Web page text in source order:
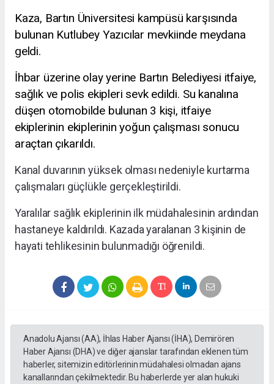
Kaza, Bartın Üniversitesi kampüsü karşısında
bulunan Kutlubey Yazıcılar mevkiinde meydana
geldi.
İhbar üzerine olay yerine Bartın Belediyesi itfaiye,
sağlık ve polis ekipleri sevk edildi. Su kanalına
düşen otomobilde bulunan 3 kişi, itfaiye
ekiplerinin ekiplerinin yoğun çalışması sonucu
araçtan çıkarıldı.
Kanal duvarının yüksek olması nedeniyle kurtarma
çalışmaları güçlükle gerçekleştirildi.
Yaralılar sağlık ekiplerinin ilk müdahalesinin ardından
hastaneye kaldırıldı. Kazada yaralanan 3 kişinin de
hayati tehlikesinin bulunmadığı öğrenildi.
Anadolu Ajansı (AA), İhlas Haber Ajansı (İHA), Demirören
Haber Ajansı (DHA) ve diğer ajanslar tarafından eklenen tüm
haberler, sitemizin editörlerinin müdahalesi olmadan ajans
kanallarından çekilmektedir. Bu haberlerde yer alan hukuki